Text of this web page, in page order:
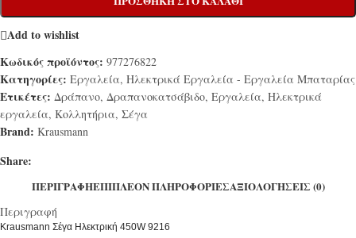
Add to wishlist
Κωδικός προϊόντος: 977276822
Κατηγορίες: Εργαλεία, Ηλεκτρικά Εργαλεία - Εργαλεία Μπαταρίας
Ετικέτες: Δράπανο, Δραπανοκατσάβιδο, Εργαλεία, Ηλεκτρικά
εργαλεία, Κολλητήρια, Σέγα
Brand: Krausmann
Share:
ΠΕΡΙΓΡΑΦΉΕΠΙΠΛΈΟΝ ΠΛΗΡΟΦΟΡΊΕΣΑΞΙΟΛΟΓΉΣΕΙΣ (0)
Περιγραφή
Krausmann Σέγα Ηλεκτρική 450W 9216